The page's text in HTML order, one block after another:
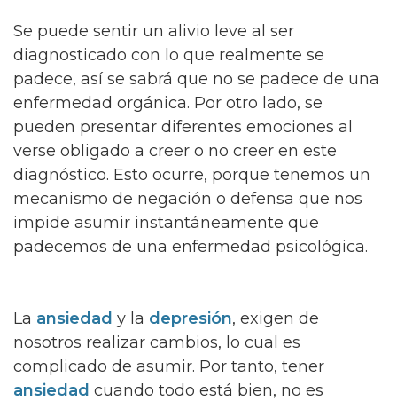
Se puede sentir un alivio leve al ser
diagnosticado con lo que realmente se
padece, así se sabrá que no se padece de una
enfermedad orgánica. Por otro lado, se
pueden presentar diferentes emociones al
verse obligado a creer o no creer en este
diagnóstico. Esto ocurre, porque tenemos un
mecanismo de negación o defensa que nos
impide asumir instantáneamente que
padecemos de una enfermedad psicológica.
La ansiedad y la depresión, exigen de
nosotros realizar cambios, lo cual es
complicado de asumir. Por tanto, tener
ansiedad cuando todo está bien, no es